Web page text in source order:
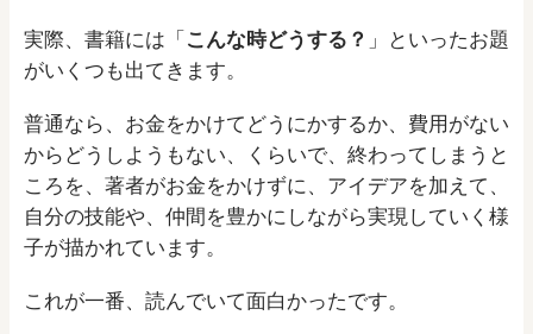
実際、書籍には「こんな時どうする？ 」といったお題
がいくつも出てきます。
普通なら、お金をかけてどうにかするか、費用がない
からどうしようもない、くらいで、終わってしまうと
ころを、著者がお金をかけずに、アイデアを加えて、
自分の技能や、仲間を豊かにしながら実現していく様
子が描かれています。
これが一番、読んでいて面白かったです。